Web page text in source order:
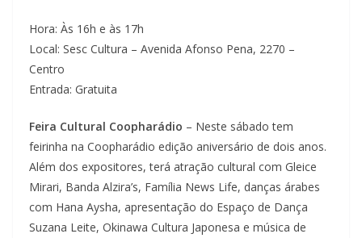
Hora: Às 16h e às 17h
Local: Sesc Cultura – Avenida Afonso Pena, 2270 –
Centro
Entrada: Gratuita
Feira Cultural Coopharádio – Neste sábado tem
feirinha na Coopharádio edição aniversário de dois anos.
Além dos expositores, terá atração cultural com Gleice
Mirari, Banda Alzira’s, Família News Life, danças árabes
com Hana Aysha, apresentação do Espaço de Dança
Suzana Leite, Okinawa Cultura Japonesa e música de